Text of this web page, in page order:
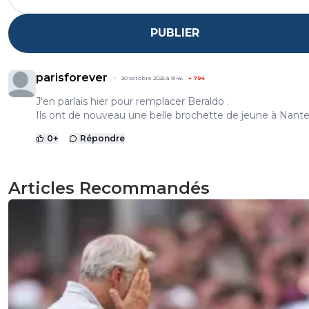
PUBLIER
parisforever 30 octobre 2025 à 9:46 + 794
J'en parlais hier pour remplacer Beraldo .
Ils ont de nouveau une belle brochette de jeune à
0+ Répondre
Articles Recommandés